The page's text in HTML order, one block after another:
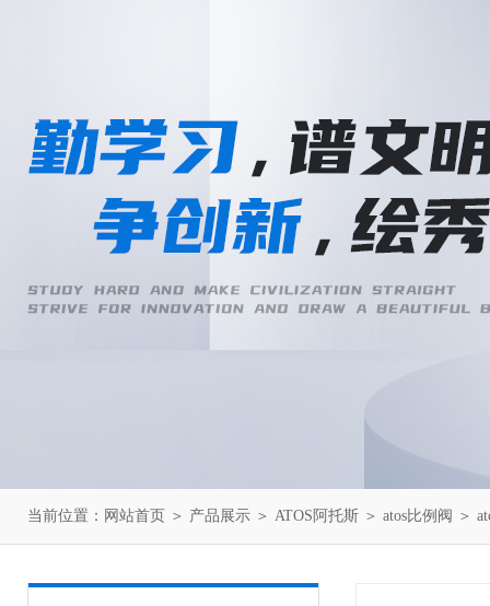
当前位置： 网站首页 ＞ 产品展示 ＞ ATOS阿托斯 ＞ atos比例阀 ＞